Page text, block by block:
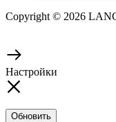
Copyright © 2026
Настройки
Обновить